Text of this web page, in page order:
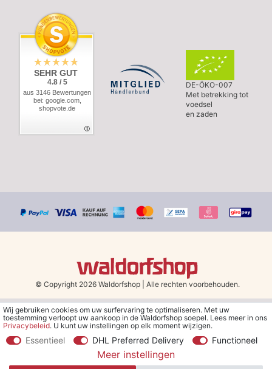
SEHR GUT
4.8 / 5
aus 3146 Bewertungen
bei: google.com,
shopvote.de
DE-ÖKO-007
Met betrekking tot
voedsel
en zaden
© Copyright 2026 Waldorfshop Alle rechten voorbehouden.
*Gratis verzending in Nederland en België vanaf 79 euro bij het
kiezen van de verzendmethode "DHL - Besparing op
**Je ontvangt de kortingsbon van € 5 per e-mail nadat je je hebt
aangemeld voor de nieuwsbrief. De kortingsbon is 30 dagen geldig
Wij gebruiken cookies om uw surfervaring te optimaliseren. Met uw
toestemming verloopt uw aankoop in de Waldorfshop soepel. Lees meer in ons
Privacybeleid. U kunt uw instellingen op elk moment wijzigen.
Essentieel DHL Preferred Delivery Functioneel
Meer instellingen